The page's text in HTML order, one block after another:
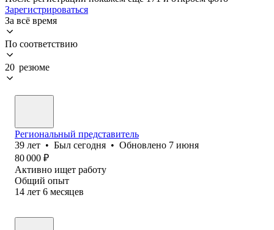
Зарегистрироваться
За всё время
По соответствию
20 резюме
Региональный представитель
39 лет • Был сегодня • Обновлено 7 июня
80 000 ₽
Активно ищет работу
Общий опыт
14 лет 6 месяцев